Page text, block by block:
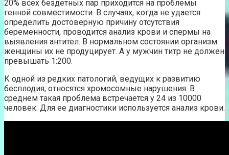
20% всех бездетных пар приходится на проблемы
генной совместимости. В случаях, когда не удается
определить достоверную причину отсутствия
беременности, проводится анализ крови и спермы на
выявления антител. В нормальном состоянии организм
женщины их не продуцирует. А у мужчин титр не должен
превышать 1:200.
К одной из редких патологий, ведущих к развитию
бесплодия, относятся хромосомные нарушения. В
среднем такая проблема встречается у 24 из 10000
человек. Для ее диагностики используется анализ крови.